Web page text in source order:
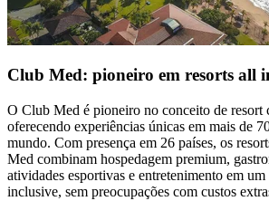
Club Med: pioneiro em resorts all
O Club Med é pioneiro no conceito de resort
oferecendo experiências únicas em mais de
mundo. Com presença em 26 países, os
Med combinam hospedagem premium,
atividades esportivas e entretenimento em
inclusive, sem preocupações com custos